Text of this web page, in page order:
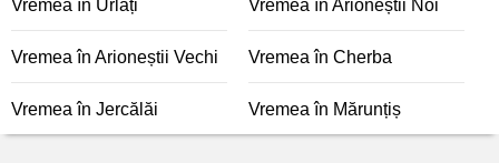
Vremea în Urlați Vremea în Arioneștii Noi
Vremea în Arioneștii Vechi Vremea în Cherba
Vremea în Jercălăi Vremea în Mărunțiș